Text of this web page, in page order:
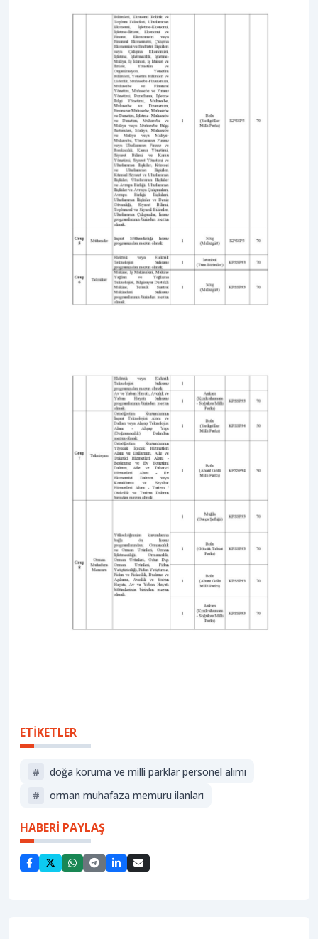
ETİKETLER
#
doğa koruma ve milli parklar personel alımı
#
orman muhafaza memuru ilanları
HABERİ PAYLAŞ